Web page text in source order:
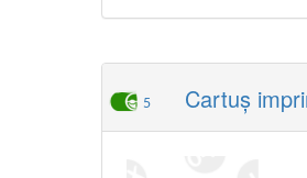
5 Cartuș